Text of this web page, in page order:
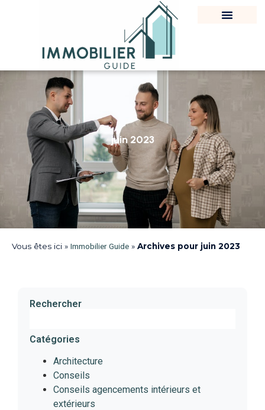
juin 2023
Vous êtes ici » Immobilier Guide » Archives pour juin 2023
Rechercher
Catégories
Architecture
Conseils
Conseils agencements intérieurs et
extérieurs